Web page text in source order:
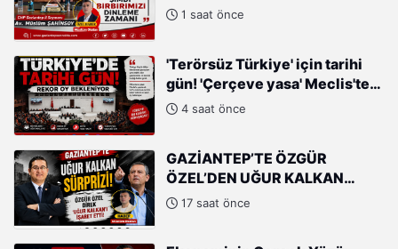
Zamanı”
1 saat önce
'Terörsüz Türkiye' için tarihi
gün! 'Çerçeve yasa' Meclis'te
oylanacak
4 saat önce
GAZİANTEP’TE ÖZGÜR
ÖZEL’DEN UĞUR KALKAN
HAMLESİ!
17 saat önce